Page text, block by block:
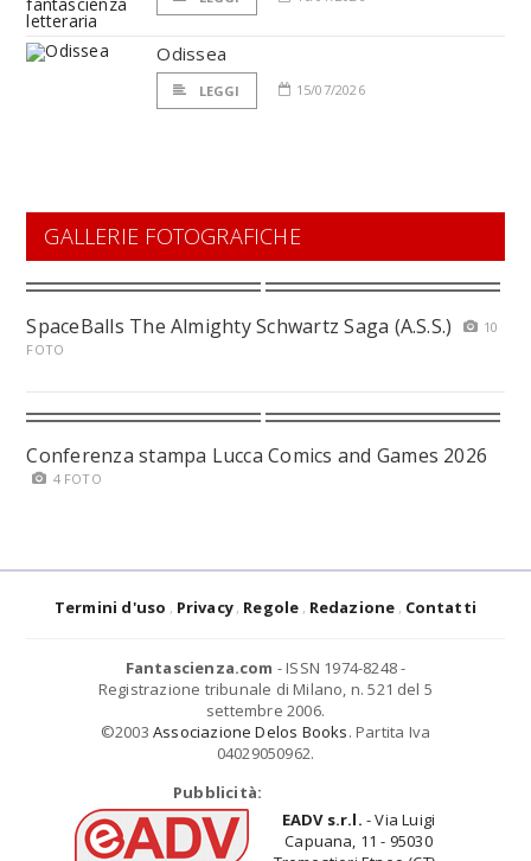
Odissea
LEGGI 15/07/2026
GALLERIE FOTOGRAFICHE
SpaceBalls The Almighty Schwartz Saga (A.S.S.)
10
FOTO
Conferenza stampa Lucca Comics and Games 2026
4 FOTO
Termini d'uso Privacy Regole Redazione Contatti
Fantascienza.com - ISSN 1974-8248 -
Registrazione tribunale di Milano, n. 521 del 5
settembre 2006.
©2003 Associazione Delos Books. Partita Iva
04029050962.
Pubblicità:
EADV s.r.l. - Via Luigi
Capuana, 11 - 95030